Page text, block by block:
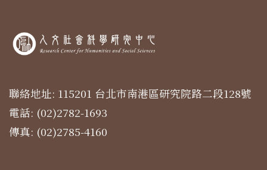
聯絡地址: 115201 台北市南港區研究院路二段128號
電話: (02)2782-1693
傳真: (02)2785-4160